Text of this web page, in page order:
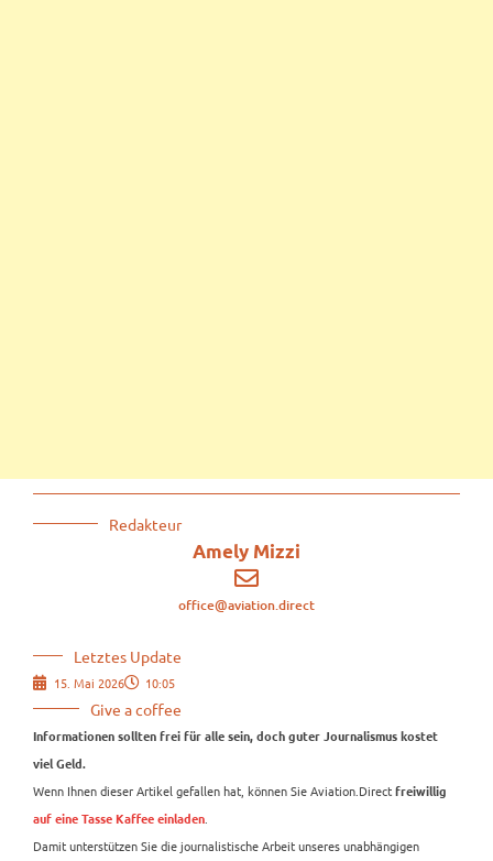
Redakteur
Amely Mizzi
office@aviation.direct
Letztes Update
15. Mai 2026 10:05
Give a coffee
Informationen sollten frei für alle sein, doch guter Journalismus kostet
viel Geld.
Wenn Ihnen dieser Artikel gefallen hat, können Sie Aviation.Direct freiwillig
auf eine Tasse Kaffee einladen
Damit unterstützen Sie die journalistische Arbeit unseres unabhängigen